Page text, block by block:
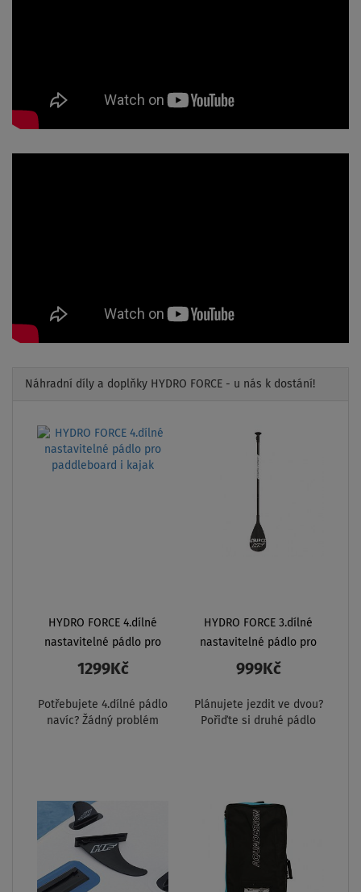
Náhradní díly a doplňky HYDRO FORCE - u nás k dostání!
HYDRO FORCE 4.dílné
nastavitelné pádlo pro
paddleboard i kajak
1299Kč
Potřebujete 4.dílné pádlo
navíc? Žádný problém
HYDRO FORCE 3.dílné
nastavitelné pádlo pro
paddleboard
999Kč
Plánujete jezdit ve dvou?
Pořiďte si druhé pádlo